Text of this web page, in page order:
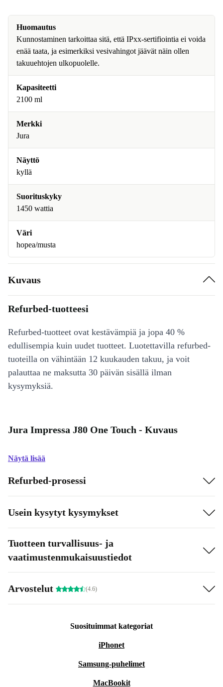
Huomautus
Kunnostaminen tarkoittaa sitä, että IPxx-sertifiointia ei voida
enää taata, ja esimerkiksi vesivahingot jäävät näin ollen
takuuehtojen ulkopuolelle.
Kapasiteetti
2100 ml
Merkki
Jura
Näyttö
kyllä
Suorituskyky
1450 wattia
Väri
hopea/musta
Kuvaus
Refurbed-tuotteesi
Refurbed-tuotteet ovat kestävämpiä ja jopa 40 %
edullisempia kuin uudet tuotteet. Luotettavilla refurbed-
tuoteilla on vähintään 12 kuukauden takuu, ja voit
palauttaa ne maksutta 30 päivän sisällä ilman
kysymyksiä.
Jura Impressa J80 One Touch - Kuvaus
Näytä lisää
Refurbed-prosessi
Usein kysytyt kysymykset
Tuotteen turvallisuus- ja
vaatimustenmukaisuustiedot
Arvostelut (4.6)
Suosituimmat kategoriat
iPhonet
Samsung-puhelimet
MacBookit